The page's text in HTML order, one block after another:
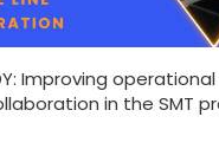
Improving
in the SMT